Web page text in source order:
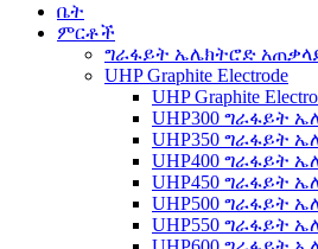
ቤት
ምርቶች
ግራፋይት ኤሌክትሮድ
UHP Graphite Electrode
UHP Graphite
UHP300 ግራፋይት
UHP350 ግራፋይት
UHP400 ግራፋይት
UHP450 ግራፋይት
UHP500 ግራፋይት
UHP550 ግራፋይት